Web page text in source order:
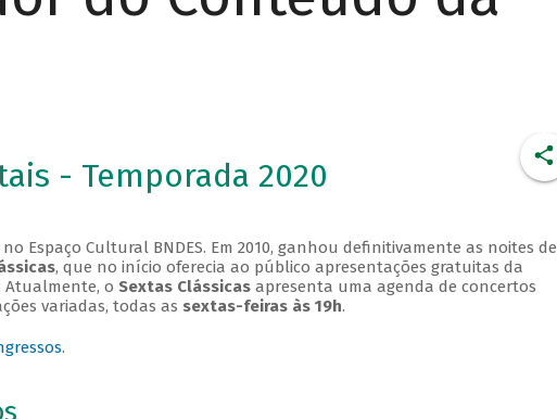
- Temporada 2020
Espaço Cultural BNDES. Em 2010, ganhou definitivamente as noites de
, que no início oferecia ao público apresentações gratuitas da
Atualmente, o Sextas Clássicasapresenta uma agenda de concertos
variadas, todas as sextas-feiras às 19h.
.